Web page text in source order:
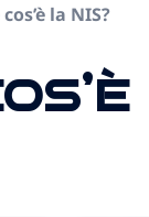
la NIS?